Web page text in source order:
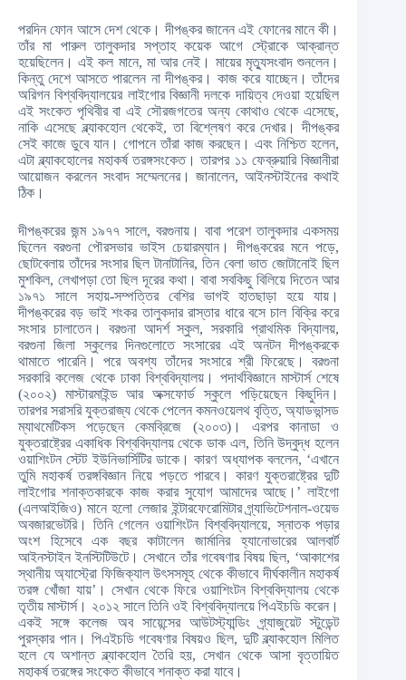
পরদিন ফোন আসে দেশ থেকে। দীপঙ্কর জানেন এই ফোনের মানে কী।
তাঁর মা পারুল তালুকদার সপ্তাহ কয়েক আগে স্ট্রোকে আক্রান্ত
হয়েছিলেন। এই কল মানে, মা আর নেই। মায়ের মৃত্যুসংবাদ শুনলেন।
কিন্তু দেশে আসতে পারলেন না দীপঙ্কর। কাজ করে যাচ্ছেন। তাঁদের
অরিগন বিশ্ববিদ্যালয়ের লাইগোর বিজ্ঞানী দলকে দায়িত্ব দেওয়া হয়েছিল
এই সংকেত পৃথিবীর বা এই সৌরজগতের অন্য কোথাও থেকে এসেছে,
নাকি এসেছে ব্ল্যাকহোল থেকেই, তা বিশ্লেষণ করে দেখার। দীপঙ্কর
সেই কাজে ডুবে যান। গোপনে তাঁরা কাজ করছেন। এবং নিশ্চিত হলেন,
এটা ব্ল্যাকহোলের মহাকর্ষ তরঙ্গসংকেত। তারপর ১১ ফেব্রুয়ারি বিজ্ঞানীরা
আয়োজন করলেন সংবাদ সম্মেলনের। জানালেন, আইনস্টাইনের কথাই
ঠিক।
দীপঙ্করের জন্ম ১৯৭৭ সালে, বরগুনায়। বাবা পরেশ তালুকদার একসময়
ছিলেন বরগুনা পৌরসভার ভাইস চেয়ারম্যান। দীপঙ্করের মনে পড়ে,
ছোটবেলায় তাঁদের সংসার ছিল টানাটানির, তিন বেলা ভাত জোটানোই ছিল
মুশকিল, লেখাপড়া তো ছিল দূরের কথা। বাবা সবকিছু বিলিয়ে দিতেন আর
১৯৭১ সালে সহায়-সম্পত্তির বেশির ভাগই হাতছাড়া হয়ে যায়।
দীপঙ্করের বড় ভাই শংকর তালুকদার রাস্তার ধারে বসে চাল বিক্রি করে
সংসার চালাতেন। বরগুনা আদর্শ স্কুল, সরকারি প্রাথমিক বিদ্যালয়,
বরগুনা জিলা স্কুলের দিনগুলোতে সংসারের এই অনটন দীপঙ্করকে
থামাতে পারেনি। পরে অবশ্য তাঁদের সংসারে শ্রী ফিরেছে। বরগুনা
সরকারি কলেজ থেকে ঢাকা বিশ্ববিদ্যালয়। পদার্থবিজ্ঞানে মাস্টার্স শেষে
(২০০২) মাস্টারমাইন্ড আর অক্সফোর্ড স্কুলে পড়িয়েছেন কিছুদিন।
তারপর সরাসরি যুক্তরাজ্য থেকে পেলেন কমনওয়েলথ বৃত্তি, অ্যাডভান্সড
ম্যাথমেটিকস পড়েছেন কেমব্রিজে (২০০৩)। এরপর কানাডা ও
যুক্তরাষ্ট্রের একাধিক বিশ্ববিদ্যালয় থেকে ডাক এল, তিনি উদ্বুদ্ধ হলেন
ওয়াশিংটন স্টেট ইউনিভার্সিটির ডাকে। কারণ অধ্যাপক বললেন, ‘এখানে
তুমি মহাকর্ষ তরঙ্গবিজ্ঞান নিয়ে পড়তে পারবে। কারণ যুক্তরাষ্ট্রের দুটি
লাইগোর শনাক্তকারকে কাজ করার সুযোগ আমাদের আছে।’ লাইগো
(এলআইজিও) মানে হলো লেজার ইন্টারফেরোমিটার গ্র্যাভিটেশনাল-ওয়েভ
অবজারভেটরি। তিনি গেলেন ওয়াশিংটন বিশ্ববিদ্যালয়ে, স্নাতক পড়ার
অংশ হিসেবে এক বছর কাটালেন জার্মানির হ্যানোভারের আলবার্ট
আইনস্টাইন ইনস্টিটিউটে। সেখানে তাঁর গবেষণার বিষয় ছিল, ‘আকাশের
স্থানীয় অ্যাস্ট্রো ফিজিক্যাল উৎসসমূহ থেকে কীভাবে দীর্ঘকালীন মহাকর্ষ
তরঙ্গ খোঁজা যায়’। সেখান থেকে ফিরে ওয়াশিংটন বিশ্ববিদ্যালয় থেকে
তৃতীয় মাস্টার্স। ২০১২ সালে তিনি ওই বিশ্ববিদ্যালয়ে পিএইচডি করেন।
একই সঙ্গে কলেজ অব সায়েন্সের আউটস্ট্যান্ডিং গ্র্যাজুয়েট স্টুডেন্ট
পুরস্কার পান। পিএইচডি গবেষণার বিষয়ও ছিল, দুটি ব্ল্যাকহোল মিলিত
হলে যে অশান্ত ব্ল্যাকহোল তৈরি হয়, সেখান থেকে আসা বৃত্তায়িত
মহাকর্ষ তরঙ্গের সংকেত কীভাবে শনাক্ত করা যাবে।